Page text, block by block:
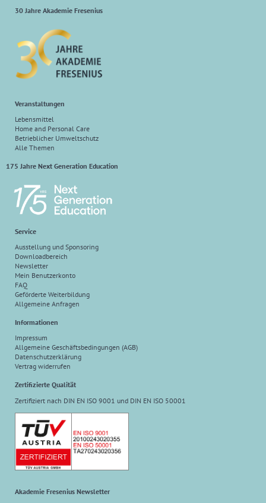
30 Jahre Akademie Fresenius
Veranstaltungen
Lebensmittel
Home and Personal Care
Betrieblicher Umweltschutz
Alle Themen
175 Jahre Next Generation Education
Service
Ausstellung und Sponsoring
Downloadbereich
Newsletter
Mein Benutzerkonto
FAQ
Geförderte Weiterbildung
Allgemeine Anfragen
Informationen
Impressum
Allgemeine Geschäftsbedingungen (AGB)
Datenschutzerklärung
Vertrag widerrufen
Zertifizierte Qualität
Zertifiziert nach DIN EN ISO 9001 und DIN EN ISO 50001
Akademie Fresenius Newsletter